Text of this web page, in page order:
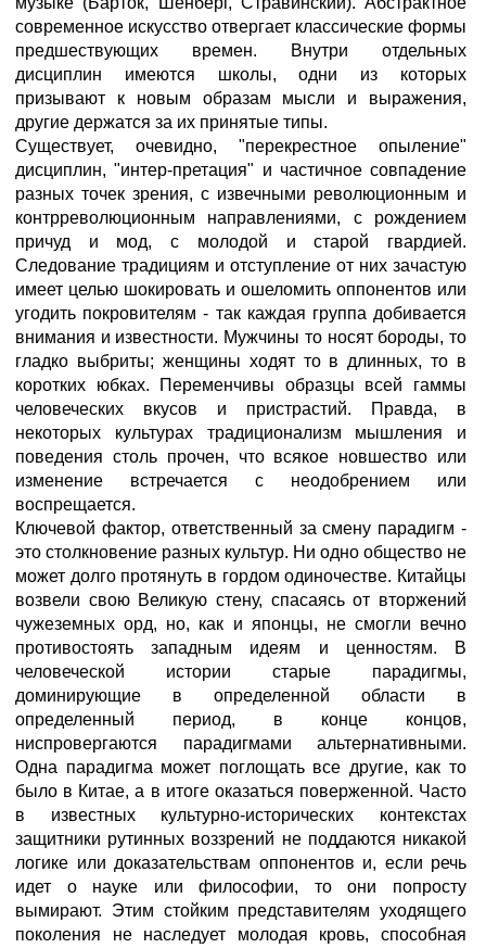
современное искусство отвергает классические формы
предшествующих времен. Внутри отдельных
дисциплин имеются школы, одни из которых
призывают к новым образам мысли и выражения,
другие держатся за их принятые типы.
Существует, очевидно, "перекрестное опыление"
дисциплин, "интер-претация" и частичное совпадение
разных точек зрения, с извечными революционным и
контрреволюционным направлениями, с рождением
причуд и мод, с молодой и старой гвардией.
Следование традициям и отступление от них зачастую
имеет целью шокировать и ошеломить оппонентов или
угодить покровителям - так каждая группа добивается
внимания и известности. Мужчины то носят бороды, то
гладко выбриты; женщины ходят то в длинных, то в
коротких юбках. Переменчивы образцы всей гаммы
человеческих вкусов и пристрастий. Правда, в
некоторых культурах традиционализм мышления и
поведения столь прочен, что всякое новшество или
изменение встречается с неодобрением или
воспрещается.
Ключевой фактор, ответственный за смену парадигм -
это столкновение разных культур. Ни одно общество не
может долго протянуть в гордом одиночестве. Китайцы
возвели свою Великую стену, спасаясь от вторжений
чужеземных орд, но, как и японцы, не смогли вечно
противостоять западным идеям и ценностям. В
человеческой истории старые парадигмы,
доминирующие в определенной области в
определенный период, в конце концов,
ниспровергаются парадигмами альтернативными.
Одна парадигма может поглощать все другие, как то
было в Китае, а в итоге оказаться поверженной. Часто
в известных культурно-исторических контекстах
защитники рутинных воззрений не поддаются никакой
логике или доказательствам оппонентов и, если речь
идет о науке или философии, то они попросту
вымирают. Этим стойким представителям уходящего
поколения не наследует молодая кровь, способная